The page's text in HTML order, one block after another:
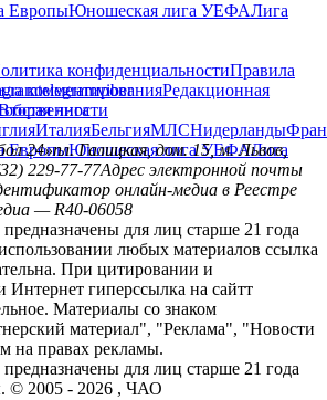
ЕвропыЮношеская лига УЕФАЛига
конфиденциальностиПравила
комментированияРедакционная
telegramviber
лига
ИталияБельгияМЛСНидерланды
ЕвропыЮношеская лига УЕФАЛига
24»пл. Галицкая, дом. 15, м. Львов,
229-77-77Адрес электронной почты
онлайн-медиа в Реестре
— R40-06058
для лиц старше 21 года
любых материалов ссылка
При цитировании и
Интернет гиперссылка на сайтт
Материалы со знаком
материал", "Реклама", "Новости
на правах рекламы.
для лиц старше 21 года
© 2005 - 2026 , ЧАО